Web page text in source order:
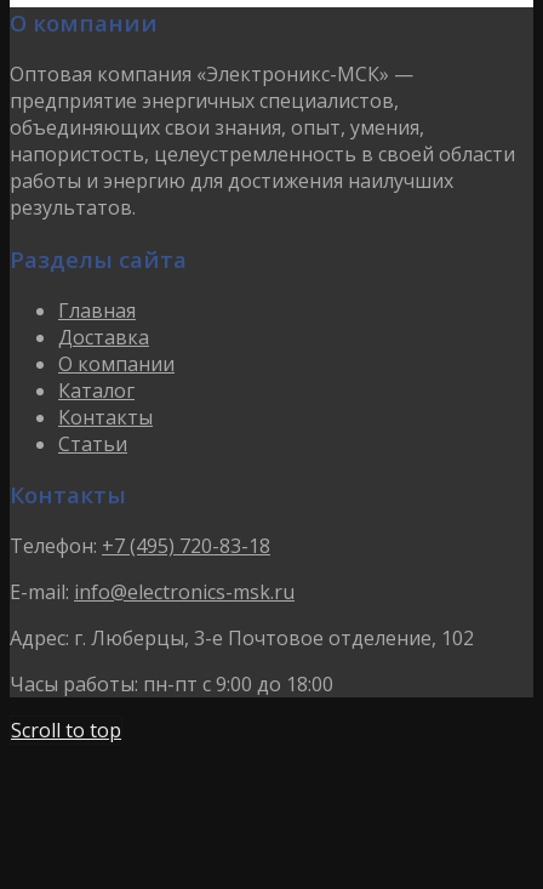
О компании
Оптовая компания «Электроникс-МСК» —
предприятие энергичных специалистов,
объединяющих свои знания, опыт, умения,
напористость, целеустремленность в своей области
работы и энергию для достижения наилучших
результатов.
Разделы сайта
Главная
Доставка
О компании
Каталог
Контакты
Статьи
Контакты
Телефон: +7 (495) 720-83-18
E-mail: info@electronics-msk.ru
Адрес: г. Люберцы, 3-е Почтовое отделение, 102
Часы работы: пн-пт с 9:00 до 18:00
Scroll to top